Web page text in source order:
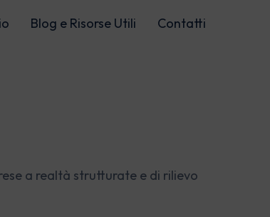
Digital intelligence
Blog e Risorse Utili Contatti
a realtà strutturate e di rilievo